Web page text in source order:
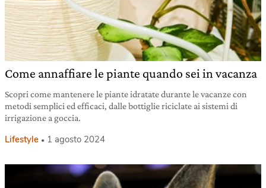
Come annaffiare le piante quando sei in vacanza
Scopri come mantenere le piante idratate durante le vacanze con
metodi semplici ed efficaci, dalle bottiglie riciclate ai sistemi di
irrigazione a goccia.
Lifestyle 1 agosto 2024